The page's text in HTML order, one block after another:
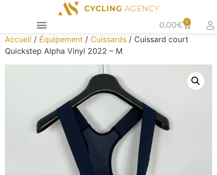
0,00€ 0
Accueil / Équipement / Cuissards / Cuissard court
Quickstep Alpha Vinyl 2022 – M